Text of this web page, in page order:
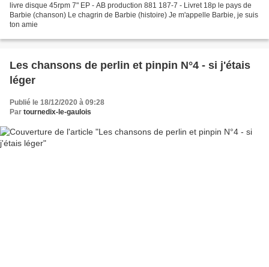
livre disque 45rpm 7" EP - AB production 881 187-7 - Livret 18p le pays de
Barbie (chanson) Le chagrin de Barbie (histoire) Je m'appelle Barbie, je suis
ton amie
Les chansons de perlin et pinpin N°4 - si j'étais
léger
Publié le 18/12/2020 à 09:28
Par tournedix-le-gaulois